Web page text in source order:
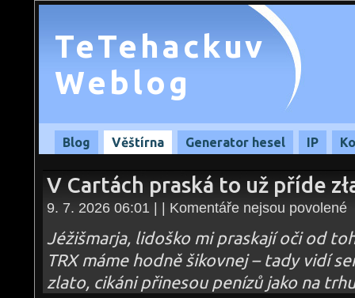
TeTehackuv
Weblog
Blog Věštírna Generator hesel IP
V Cartách praská to už příde
9. 7. 2026 06:01 | | Komentáře nejsou povolené
V
to
už
Jéžišmarja, lidoško mi praskají oči od
TRX máme hodně šikovnej – tady vidí
zlato, cikáni přinesou penízů jako na